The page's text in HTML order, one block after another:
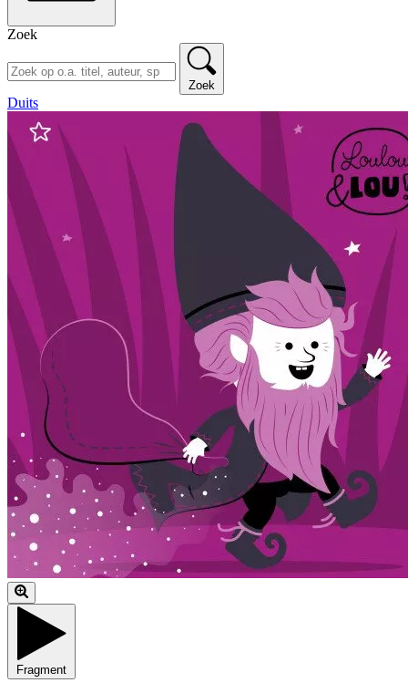
Zoek
Zoek
Duits
Fragment